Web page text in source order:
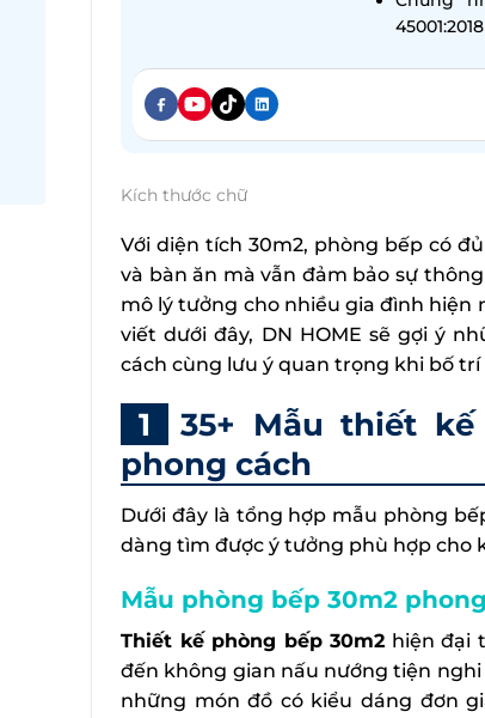
45001:2018
Kích thước chữ
Với diện tích 30m2, phòng bếp có
và bàn ăn mà vẫn đảm bảo sự
mô lý tưởng cho nhiều gia đình hiện
viết dưới đây, DN HOME sẽ gợi ý
cách cùng lưu ý quan trọng khi bố trí
35+ Mẫu thiết
phong cách
Dưới đây là tổng hợp mẫu phòng
dàng tìm được ý tưởng phù hợp cho
Mẫu phòng bếp 30m2
Thiết kế phòng bếp 30m2 hiện đại
đến không gian nấu nướng tiện
những món đồ có kiểu dáng đơn